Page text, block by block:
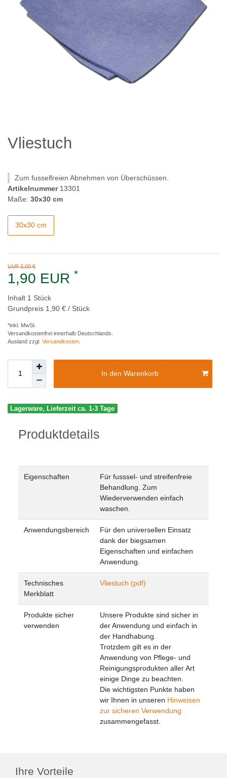
Vliestuch
Zum fusselfreien Abnehmen von Überschüssen.
Artikelnummer 13301
Maße: 30x30 cm
30x30 cm
UVP 3,00 €
1,90 EUR *
Inhalt 1 Stück
Grundpreis 1,90 € / Stück
*inkl. MwSt.
Versandkostenfrei innerhalb Deutschlands.
Ausland zzgl. Versandkosten
In den Warenkorb
Lagerware, Lieferzeit ca. 1-3 Tage
Produktdetails
Eigenschaften
Für fusssel- und streifenfreie
Behandlung. Zum
Wiederverwenden einfach
waschen.
Anwendungsbereich
Für den universellen Einsatz
dank der biegsamen
Eigenschaften und einfachen
Anwendung.
Technisches
Merkblatt
Vliestuch (pdf)
Produkte sicher
verwenden
Unsere Produkte sind sicher in
der Anwendung und einfach in
der Handhabung.
Trotzdem gilt es in der
Anwendung von Pflege- und
Reinigungsprodukten aller Art
einige Dinge zu beachten.
Die wichtigsten Punkte haben
wir Ihnen in unseren Hinweisen
zur sicheren Verwendung
zusammengefasst.
Ihre Vorteile